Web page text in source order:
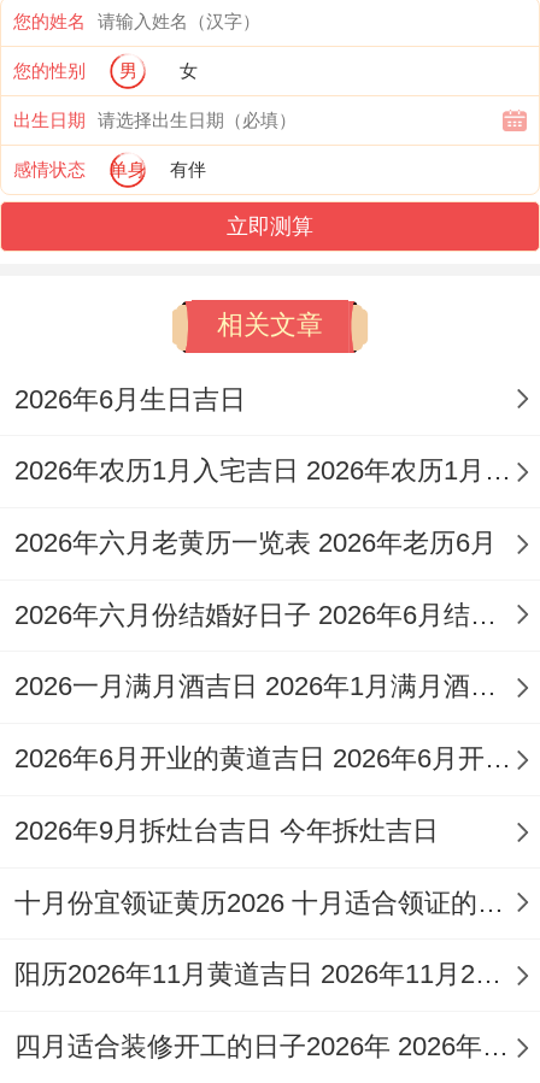
我听说，据黄历查询，2026年农历九月（具
体到阳历9月尾至10月、11月各式各样年份
对应阳历日期有区别,查询时需注意对应关
系）中在那里多个黄道吉日,但也也需注意部
分「大事勿用」得黑道日或月忌日。
具体事项来选择最适合得日子
应值神得简要信息，帮助您先建立一个总体
上印象:
要适宜事项（参考）
择2026年9月3日|、七月廿二（星期四）| 金
匮（黄道吉日）|、嫁娶，祭祀、入宅，开
择2026年9月4日|、七月廿三（星期五）| 天
德（黄道吉日）|、嫁娶，订盟、纳采，开
堂（黄道吉日）| 嫁娶、祭祀、祈福、安
您的姓名
您的性别 男 女
出生日期
感情状态 单身 有伴
立即测算
相关文章
2026年6月生日吉日
2026年农历1月入宅吉日 2026年农历1月入宅最好的日子
2026年六月老黄历一览表 2026年老历6月
2026年六月份结婚好日子 2026年6月结婚好吗
2026一月满月酒吉日 2026年1月满月酒吉日
2026年6月开业的黄道吉日 2026年6月开业黄道吉日查询
2026年9月拆灶台吉日 今年拆灶吉日
十月份宜领证黄历2026 十月适合领证的好日子2026年
阳历2026年11月黄道吉日 2026年11月26日阳历黄道吉日
四月适合装修开工的日子2026年 2026年四月份适合装修开工的黄道吉日